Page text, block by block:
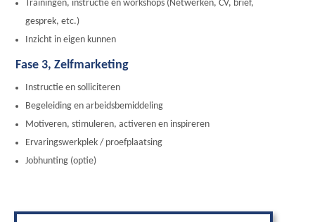
Trainingen, instructie en workshops (Netwerken, CV, brief,
gesprek, etc.)
Inzicht in eigen kunnen
Fase 3, Zelfmarketing
Instructie en solliciteren
Begeleiding en arbeidsbemiddeling
Motiveren, stimuleren, activeren en inspireren
Ervaringswerkplek / proefplaatsing
Jobhunting (optie)